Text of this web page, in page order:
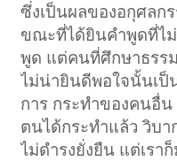
ซึ่งเป็นผลของอกุศลก
ขณะที่ได้ยินคำพูดที่ไ
พูด แต่คนที่ศึกษาธรร
ไม่น่ายินดีพอใจนั้นเป็
การ กระทำของคนอื่
ตนได้กระทำแล้ว วิบ
ไม่ดำรงยั่งยืน แต่เร